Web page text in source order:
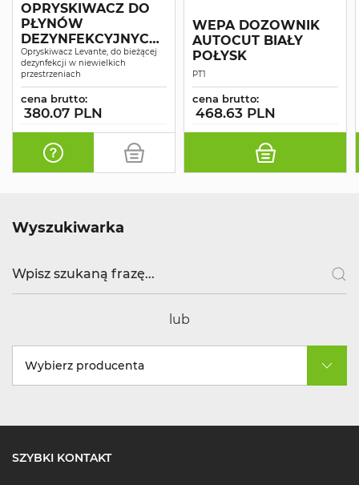
OPRYSKIWACZ DO
PŁYNÓW
DEZYNFEKCYJNYCH
LEVANTE
Opryskiwacz Levante, do bieżącej
dezynfekcji w niewielkich
przestrzeniach
cena brutto:
380.07 PLN
WEPA DOZOWNIK
AUTOCUT BIAŁY
POŁYSK
PT1
cena brutto:
468.63 PLN
Wyszukiwarka
lub
Wybierz producenta
SZYBKI KONTAKT